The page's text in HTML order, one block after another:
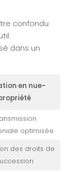
confondu
dans un
en nue-
optimisée
des droits de